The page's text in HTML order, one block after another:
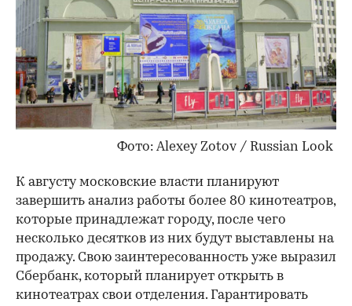
Фото: Alexey Zotov / Russian Look
К августу московские власти планируют
завершить анализ работы более 80 кинотеатров,
которые принадлежат городу, после чего
несколько десятков из них будут выставлены на
продажу. Свою заинтересованность уже выразил
Сбербанк, который планирует открыть в
кинотеатрах свои отделения. Гарантировать